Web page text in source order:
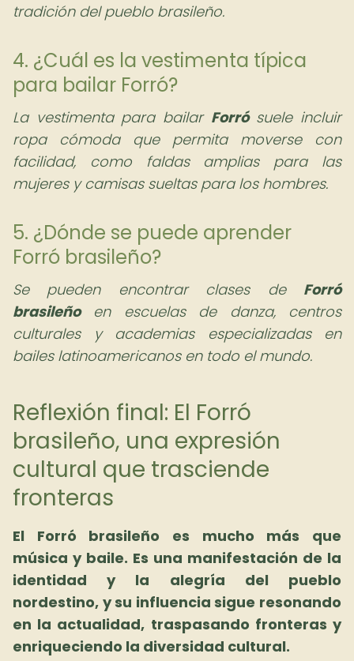
tradición del pueblo brasileño.
4. ¿Cuál es la vestimenta típica
para bailar Forró?
La vestimenta para bailar Forrósuele incluir
ropa cómoda que permita moverse con
facilidad, como faldas amplias para las
mujeres y camisas sueltas para los hombres.
5. ¿Dónde se puede aprender
Forró brasileño?
Se pueden encontrar clases de Forró
brasileñoen escuelas de danza, centros
culturales y academias especializadas en
bailes latinoamericanos en todo el mundo.
Reflexión final: El Forró
brasileño, una expresión
cultural que trasciende
fronteras
El Forró brasileño es mucho más que
música y baile. Es una manifestación de la
identidad y la alegría del pueblo
nordestino, y su influencia sigue resonando
en la actualidad, traspasando fronteras y
enriqueciendo la diversidad cultural.